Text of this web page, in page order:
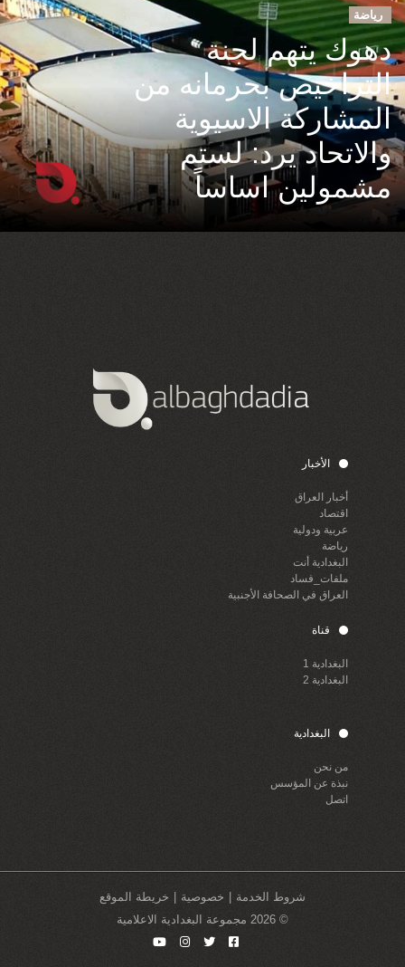
رياضة
دهوك يتهم لجنة
التراخيص بحرمانه من
المشاركة الاسيوية
والاتحاد يرد: لستم
مشمولين اساساً
الأخبار
أخبار العراق
اقتصاد
عربية ودولية
رياضة
البغدادية أنت
ملفات_فساد
العراق في الصحافة الأجنبية
قناة
البغدادية 1
البغدادية 2
البغدادية
من نحن
نبذة عن المؤسس
اتصل
شروط الخدمة خصوصية
خريطة الموقع
© 2026 مجموعة البغدادية الاعلامية